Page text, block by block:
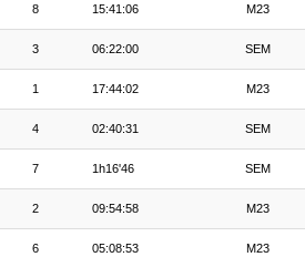
8 15:41:06 M23
3 06:22:00 SEM
1 17:44:02 M23
4 02:40:31 SEM
7 1h16'46 SEM
2 09:54:58 M23
6 05:08:53 M23